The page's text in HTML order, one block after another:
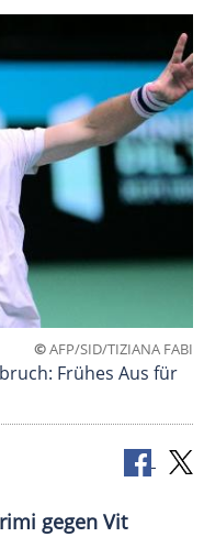
©AFP/SID/TIZIANA FABI
Frühes Aus für
gegen Vit